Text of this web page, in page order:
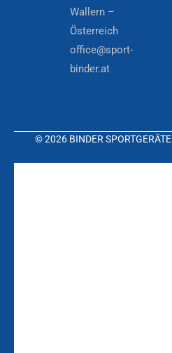
Wallern –
Österreich
office@sport-
binder.at
© 2026 BINDER SPORTGERÄTE